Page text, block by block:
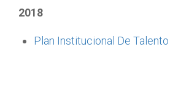
2018
Plan Institucional De